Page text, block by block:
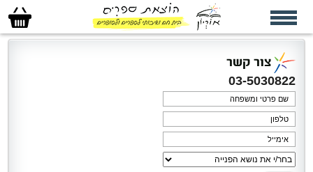
סל
הקניות
שלי
צור קשר
03-5030822